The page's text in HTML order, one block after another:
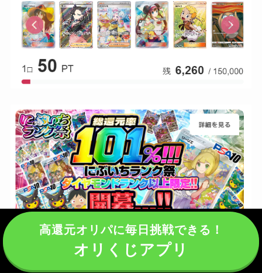
高還元オリパに毎日挑戦できる！
オリくじアプリ